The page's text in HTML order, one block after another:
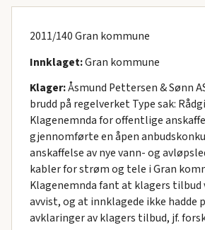
2011/140 Gran kommune
Innklaget:Gran kommune
Klager:Åsmund Pettersen & Sønn
brudd på regelverket Type sak:
Klagenemnda for offentlige
gjennomførte en åpen
anskaffelse av nye vann- og
kabler for strøm og tele i Gran
Klagenemnda fant at klagers
avvist, og at innklagede ikke
avklaringer av klagers tilbud, jf.